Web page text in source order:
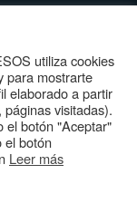
utiliza cookies
para mostrarte
elaborado a partir
visitadas).
el botón "Aceptar"
el botón
Leer más